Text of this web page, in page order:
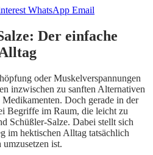
WhatsApp Email
Der einfache
oder Muskelverspannungen
inzwischen zu sanften Alternativen
Doch gerade in der
Begriffe im Raum, die leicht zu
Schüßler-Salze. Dabei stellt sich
im hektischen Alltag tatsächlich
ist.